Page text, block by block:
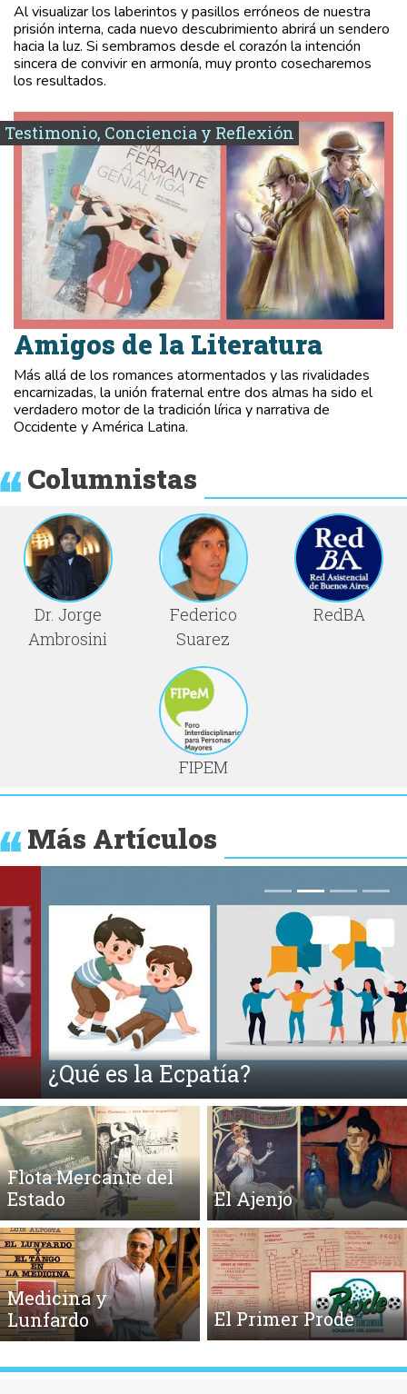
Al visualizar los laberintos y pasillos erróneos de nuestra
prisión interna, cada nuevo descubrimiento abrirá un sendero
hacia la luz. Si sembramos desde el corazón la intención
sincera de convivir en armonía, muy pronto cosecharemos
los resultados.
Testimonio, Conciencia y Reflexión
Amigos de la Literatura
Más allá de los romances atormentados y las rivalidades
encarnizadas, la unión fraternal entre dos almas ha sido el
verdadero motor de la tradición lírica y narrativa de
Occidente y América Latina.
Columnistas
Dr. Jorge
Ambrosini
Federico
Suarez
RedBA
FIPEM
Más Artículos
¿Qué es la Ecpatía?
Anterior
Flota Mercante del
Estado
El Ajenjo
Medicina y
Lunfardo
El Primer Prode